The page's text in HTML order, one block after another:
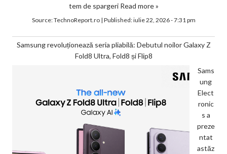
tem de spargeri Read more »
Source:TechnoReport.ro| Published:iulie 22, 2026 - 7:31 pm
Samsung revoluționează seria pliabilă: Debutul noilor Galaxy Z
Fold8 Ultra, Fold8 și Flip8
Sams
ung
Elect
ronic
s a
preze
ntat
astăz